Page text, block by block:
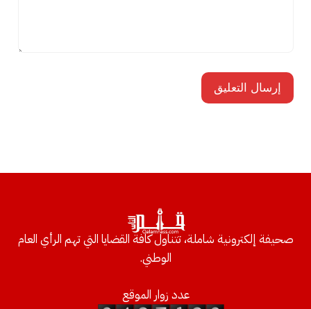
صحيفة إلكترونية شاملة، تتناول كافة القضايا التي تهم الرأي العام
الوطني.
عدد زوار الموقع